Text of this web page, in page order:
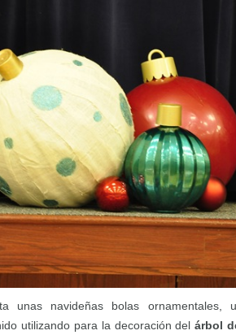
unas navideñas bolas ornamentales,
utilizando para la decoración delárbol